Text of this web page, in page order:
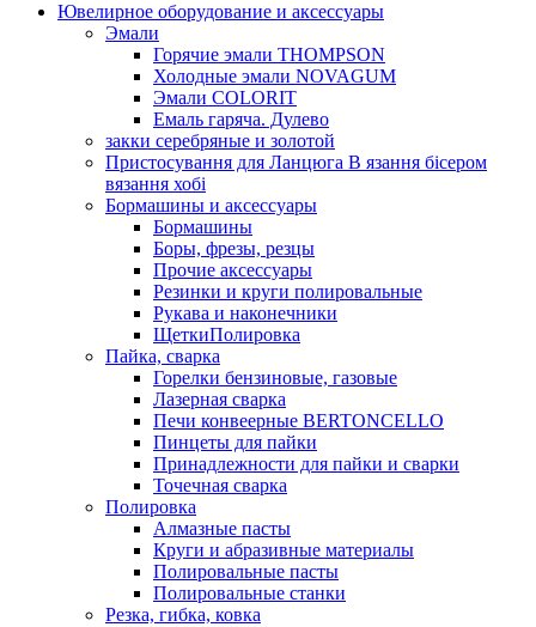
Ювелирное оборудование и аксессуары
Эмали
Горячие эмали THOMPSON
Холодные эмали NOVAGUM
Эмали COLORIT
Емаль гаряча. Дулево
закки серебряные и золотой
Пристосування для Ланцюга В язання бісером
вязання хобі
Бормашины и аксессуары
Бормашины
Боры, фрезы, резцы
Прочие аксессуары
Резинки и круги полировальные
Рукава и наконечники
ЩеткиПолировка
Пайка, сварка
Горелки бензиновые, газовые
Лазерная сварка
Печи конвеерные BERTONCELLO
Пинцеты для пайки
Принадлежности для пайки и сварки
Точечная сварка
Полировка
Алмазные пасты
Круги и абразивные материалы
Полировальные пасты
Полировальные станки
Резка, гибка, ковка